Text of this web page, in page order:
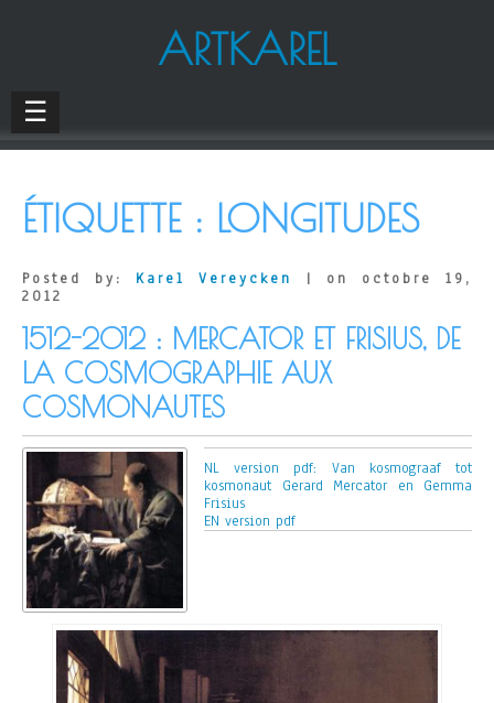
ARTKAREL
☰
ÉTIQUETTE : LONGITUDES
Posted by: Karel Vereycken
| on octobre 19,
2012
1512-2012 : MERCATOR ET FRISIUS, DE
LA COSMOGRAPHIE AUX
COSMONAUTES
NL version pdf: Van kosmograaf tot
kosmonaut Gerard Mercator en Gemma
Frisius
EN version pdf